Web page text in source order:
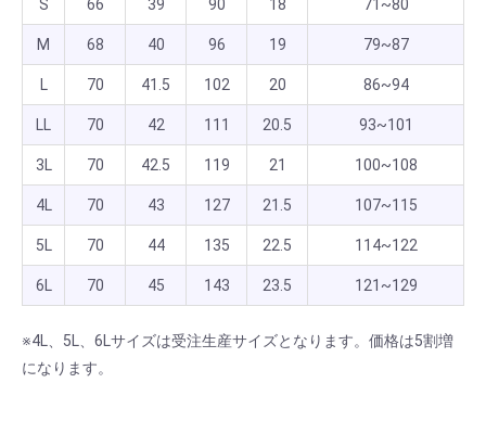
S 66 39 90 18 71~80
M 68 40 96 19 79~87
L 70 41.5 102 20 86~94
LL 70 42 111 20.5 93~101
3L 70 42.5 119 21 100~108
4L 70 43 127 21.5 107~115
5L 70 44 135 22.5 114~122
6L 70 45 143 23.5 121~129
※4L、5L、6Lサイズは受注生産サイズとなります。価格は5割増
になります。